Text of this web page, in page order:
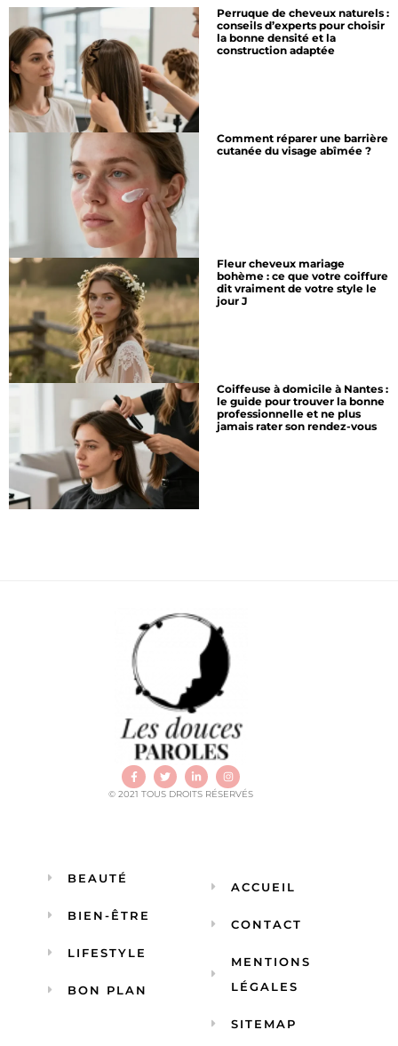
Perruque de cheveux naturels :
conseils d’experts pour choisir
la bonne densité et la
construction adaptée
Comment réparer une barrière
cutanée du visage abîmée ?
Fleur cheveux mariage
bohème : ce que votre coiffure
dit vraiment de votre style le
jour J
Coiffeuse à domicile à Nantes :
le guide pour trouver la bonne
professionnelle et ne plus
jamais rater son rendez-vous
© 2021 TOUS DROITS RÉSERVÉS
BEAUTÉ
BIEN-ÊTRE
LIFESTYLE
BON PLAN
ACCUEIL
CONTACT
MENTIONS
LÉGALES
SITEMAP